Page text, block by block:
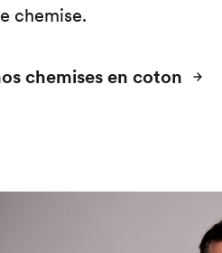
chemise.
chemises en coton